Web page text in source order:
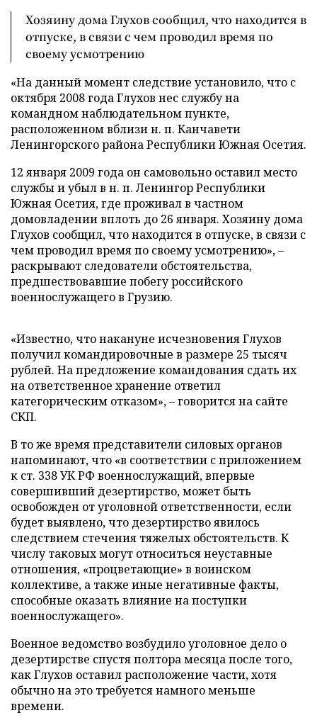
Хозяину дома Глухов сообщил, что находится в
отпуске, в связи с чем проводил время по
своему усмотрению
«На данный момент следствие установило, что с
октября 2008 года Глухов нес службу на
командном наблюдательном пункте,
расположенном вблизи н. п. Канчавети
Ленингорского района Республики Южная Осетия.
12 января 2009 года он самовольно оставил место
службы и убыл в н. п. Ленингор Республики
Южная Осетия, где проживал в частном
домовладении вплоть до 26 января. Хозяину дома
Глухов сообщил, что находится в отпуске, в связи с
чем проводил время по своему усмотрению», –
раскрывают следователи обстоятельства,
предшествовавшие побегу российского
военнослужащего в Грузию.
«Известно, что накануне исчезновения Глухов
получил командировочные в размере 25 тысяч
рублей. На предложение командования сдать их
на ответственное хранение ответил
категорическим отказом», – говорится на сайте
СКП.
В то же время представители силовых органов
напоминают, что «в соответствии с приложением
к ст. 338 УК РФ военнослужащий, впервые
совершивший дезертирство, может быть
освобожден от уголовной ответственности, если
будет выявлено, что дезертирство явилось
следствием стечения тяжелых обстоятельств. К
числу таковых могут относиться неуставные
отношения, «процветающие» в воинском
коллективе, а также иные негативные факты,
способные оказать влияние на поступки
военнослужащего».
Военное ведомство возбудило уголовное дело о
дезертирстве спустя полтора месяца после того,
как Глухов оставил расположение части, хотя
обычно на это требуется намного меньше
времени.